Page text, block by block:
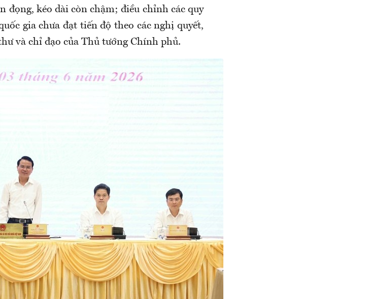
đọng, kéo dài còn chậm; điều chỉnh các quy
gia chưa đạt tiến độ theo các nghị quyết,
và chỉ đạo của Thủ tướng Chính phủ.